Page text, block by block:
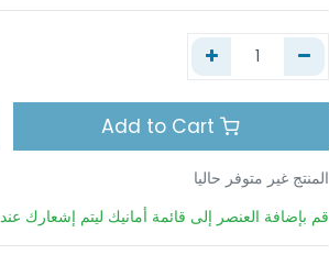
Add to Cart
المنتج غير متوفر حاليا
قم بإضافة العنصر إلى قائمة أمانيك ليتم إشعارك